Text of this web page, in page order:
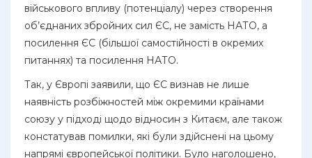
військового впливу (потенціалу) через створення
об’єднаних збройних сил ЄС, не замість НАТО, а
посилення ЄС (більшої самостійності в окремих
питаннях) та посилення НАТО.
Так, у Європі заявили, що ЄС визнав не лише
наявність розбіжностей між окремими країнами
союзу у підході щодо відносин з Китаєм, але також
констатував помилки, які були здійснені на цьому
напрямі європейської політики. Було наголошено,